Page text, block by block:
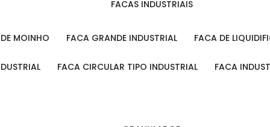
FACAS INDUSTRIAIS
MOINHO FACA GRANDE INDUSTRIAL FACA DE
FACA CIRCULAR TIPO INDUSTRIAL FACA